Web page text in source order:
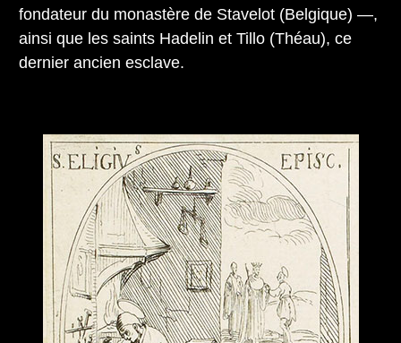
fondateur du monastère de Stavelot (Belgique) —,
ainsi que les saints Hadelin et Tillo (Théau), ce
dernier ancien esclave.